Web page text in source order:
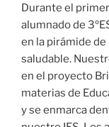
Durante el
alumnado de
en la pirámide
saludable.
en el proyecto
materias de
y se enmarca